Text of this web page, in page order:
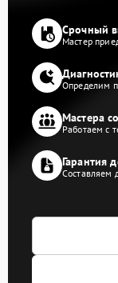
Срочный
Мастер
Определим
Мастера
Работаем с
Гарантия
Составляем